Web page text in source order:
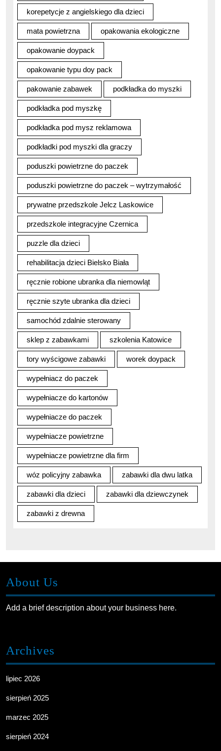
korepetycje z angielskiego dla dzieci
mata powietrzna opakowania ekologiczne
opakowanie doypack
opakowanie typu doy pack
pakowanie zabawek podkładka do myszki
podkładka pod myszkę
podkładka pod mysz reklamowa
podkładki pod myszki dla graczy
poduszki powietrzne do paczek
poduszki powietrzne do paczek – wytrzymałość
prywatne przedszkole Jelcz Laskowice
przedszkole integracyjne Czernica
puzzle dla dzieci
rehabilitacja dzieci Bielsko Biała
ręcznie robione ubranka dla niemowląt
ręcznie szyte ubranka dla dzieci
samochód zdalnie sterowany
sklep z zabawkami szkolenia Katowice
tory wyścigowe zabawki worek doypack
wypełniacz do paczek
wypełniacze do kartonów
wypełniacze do paczek
wypełniacze powietrzne
wypełniacze powietrzne dla firm
wóz policyjny zabawka zabawki dla dwu latka
zabawki dla dzieci zabawki dla dziewczynek
zabawki z drewna
About Us
Add a brief description about your business here.
Archives
lipiec 2026
sierpień 2025
marzec 2025
sierpień 2024